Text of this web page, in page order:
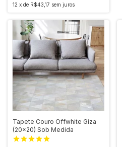
12 x de R$43,17 sem juros
Tapete Couro Offwhite Giza
(20x20) Sob Medida